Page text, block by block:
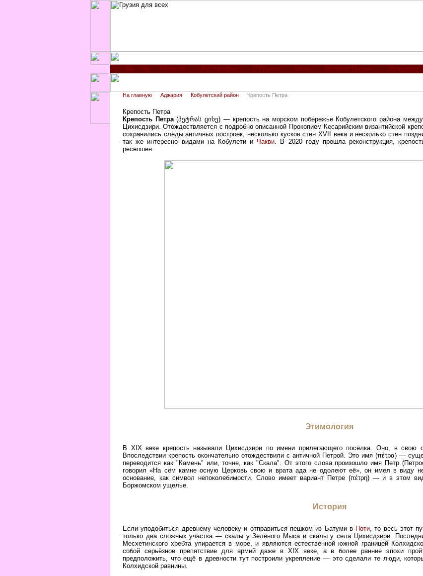
Новости Фотографии О Грузии Виза История Грузии Экскурсии
На главную Аджария Кобулетский район Крепость Петра
Крепость Петра
Крепость Петра(პეტრას ციხე) — крепость на морском побережье Кобулетского района между
Цихисдзири. Отождествляется с подробно описанной Прокопием Кесарийским византийской
сохранились следы античных построек, несколько кусков стен XVII века и несколько стен
так же интересно видами на Кобулети и Чакви. В 2020 году прошла реконструкция,
ресепшен.
Этимология
В XIX веке крепость называли Цихисдзири по имени прилегающего посёлка. Оно, в свою
Впоследствии крепость окончательно отождествили с античной Петрой. Это имя (πέτρα) —
переводится как "Камень" или, точне, как "Скала". От этого слова произошло имя Петр
говорил «На сём камне осную Церковь свою и врата ада не одолеют её», он имел в виду не
основание, как символ непоколебимости. Слово имеет вариант Петре (πέτρη) — и в этом
Боржомском ущелье.
История
Если уподобиться древнему человеку и отправиться пешком из Батуми в Поти , то весь этот
только два сложных участка — скалы у Зелёного Мыса и скалы у села Цихисдзири.
Месхетинского хребта упирается в море, и являются естественной южной границей
собой серьёзное препятствие для армий даже в XIX веке, а в более ранние эпохи
предположить, что ещё в древности тут построили укрепление — это сделали те люди,
Колхидской равнины.